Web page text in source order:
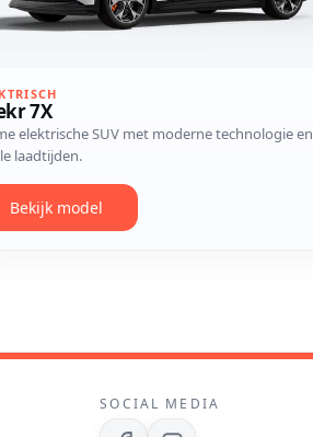
7X
elektrische SUV met moderne technologie en
laadtijden.
Bekijk model
SOCIAL MEDIA